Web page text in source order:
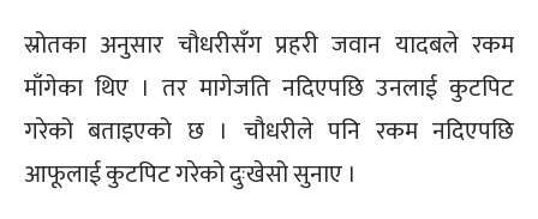
स्रोतका अनुसार चौधरीसँग प्रहरी जवान यादबले रकम
माँगेका थिए । तर मागेजति नदिएपछि उनलाई कुटपिट
गरेको बताइएको छ । चौधरीले पनि रकम नदिएपछि
आफूलाई कुटपिट गरेको दुःखेसो सुनाए ।